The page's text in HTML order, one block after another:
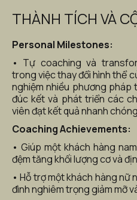
THÀNH TÍCH VÀ
Personal Milestones:
• Tự coaching và
trong việc thay đổi hình thể
nghiệm nhiều phương pháp
đúc kết và phát triển các
viên đạt kết quả nhanh
Coaching Achievements:
• Giúp một khách hàng
đệm tăng khối lượng cơ và
• Hỗ trợ một khách hàng nữ
đình nghiêm trọng giảm mỡ